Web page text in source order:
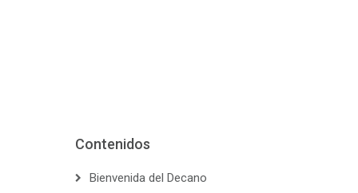
Contenidos
Bienvenida del Decano